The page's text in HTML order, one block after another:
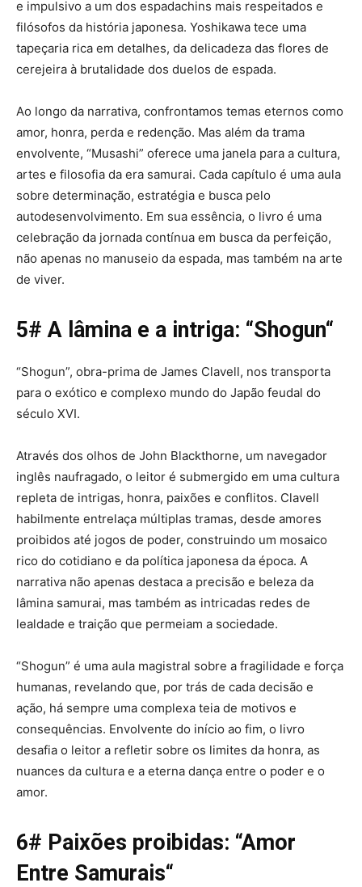
e impulsivo a um dos espadachins mais respeitados e
filósofos da história japonesa. Yoshikawa tece uma
tapeçaria rica em detalhes, da delicadeza das flores de
cerejeira à brutalidade dos duelos de espada.
Ao longo da narrativa, confrontamos temas eternos como
amor, honra, perda e redenção. Mas além da trama
envolvente, “Musashi” oferece uma janela para a cultura,
artes e filosofia da era samurai. Cada capítulo é uma aula
sobre determinação, estratégia e busca pelo
autodesenvolvimento. Em sua essência, o livro é uma
celebração da jornada contínua em busca da perfeição,
não apenas no manuseio da espada, mas também na arte
de viver.
5# A lâmina e a intriga: “Shogun“
“Shogun”, obra-prima de James Clavell, nos transporta
para o exótico e complexo mundo do Japão feudal do
século XVI.
Através dos olhos de John Blackthorne, um navegador
inglês naufragado, o leitor é submergido em uma cultura
repleta de intrigas, honra, paixões e conflitos. Clavell
habilmente entrelaça múltiplas tramas, desde amores
proibidos até jogos de poder, construindo um mosaico
rico do cotidiano e da política japonesa da época. A
narrativa não apenas destaca a precisão e beleza da
lâmina samurai, mas também as intricadas redes de
lealdade e traição que permeiam a sociedade.
“Shogun” é uma aula magistral sobre a fragilidade e força
humanas, revelando que, por trás de cada decisão e
ação, há sempre uma complexa teia de motivos e
consequências. Envolvente do início ao fim, o livro
desafia o leitor a refletir sobre os limites da honra, as
nuances da cultura e a eterna dança entre o poder e o
amor.
6# Paixões proibidas: “Amor
Entre Samurais“